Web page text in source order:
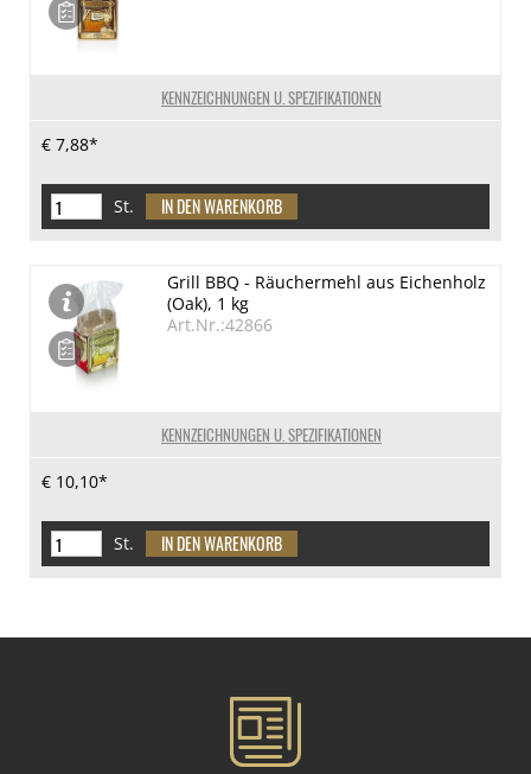
KENNZEICHNUNGEN U. SPEZIFIKATIONEN
€ 7,88*
St.
KENNZEICHNUNGEN U. SPEZIFIKATIONEN
Grill BBQ - Räuchermehl aus Eichenholz
(Oak), 1 kg
Art.Nr.:42866
€ 10,10*
St.